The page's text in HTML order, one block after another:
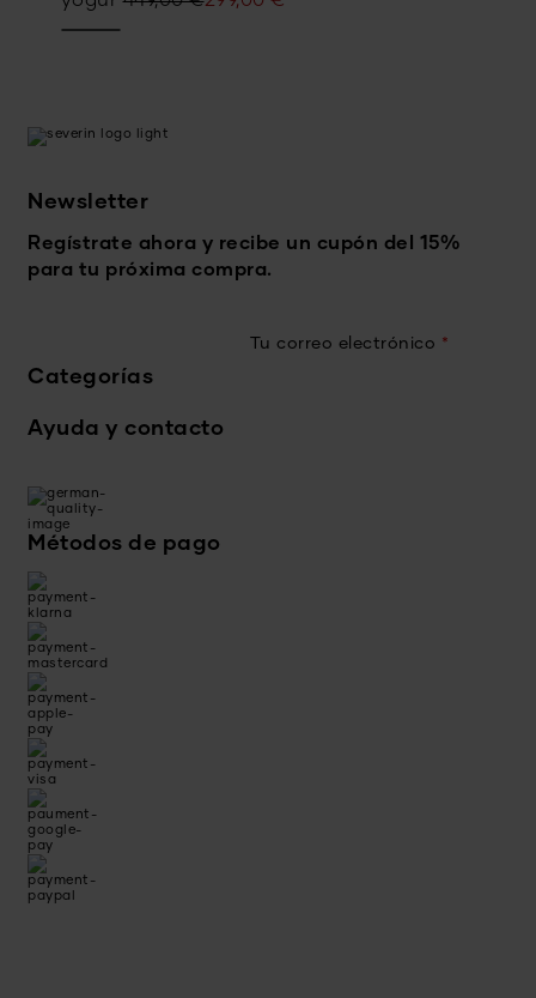
Newsletter
Regístrate ahora y recibe un cupón del 15%
para tu próxima compra.
Tu correo electrónico *
Categorías
Ayuda y contacto
Métodos de pago